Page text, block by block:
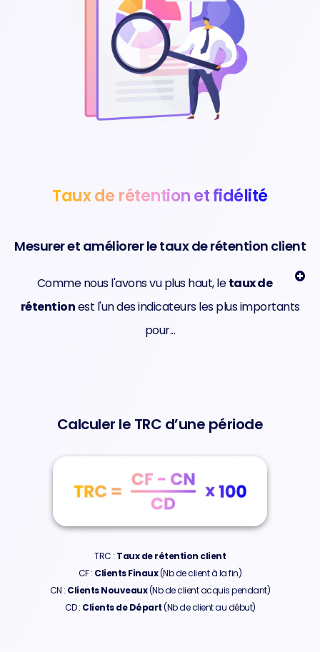
Taux de rétention et fidélité
Mesurer et améliorer le taux de rétention client
Comme nous l'avons vu plus haut, letaux de
rétentionest l'un des indicateurs les plus importants
pour...
Calculer le TRC d’une période
TRC : Taux de rétention client
CF : Clients Finaux(Nb de client à la fin)
CN : Clients Nouveaux(Nb de client acquis pendant)
CD : Clients de Départ(Nb de client au début)